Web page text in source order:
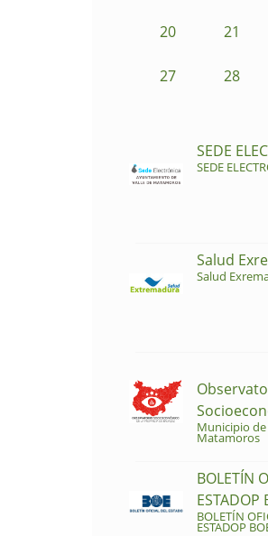
20 21
27 28
SEDE
SEDE
Salud
Salud
Municipio de
Matamoros
BOLETÍN
ESTADOP
BOLETÍN
ESTADOP